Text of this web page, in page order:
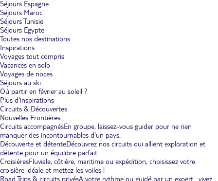
Séjours Espagne
Séjours Maroc
Séjours Tunisie
Séjours Egypte
Toutes nos destinations
Inspirations
Voyages tout compris
Vacances en solo
Voyages de noces
Séjours au ski
Où partir en février au soleil ?
Plus d'inspirations
Circuits & Découvertes
Nouvelles Frontières
Circuits accompagnésEn groupe, laissez-vous guider pour ne rien
manquer des incontournables d'un pays.
Découverte et détenteDécouvrez nos circuits qui allient exploration et
détente pour un équilibre parfait.
CroisièresFluviale, côtière, maritime ou expédition, choisissez votre
croisière idéale et mettez les voiles !
Road Trips & circuits privésA votre rythme ou guidé par un expert : vivez